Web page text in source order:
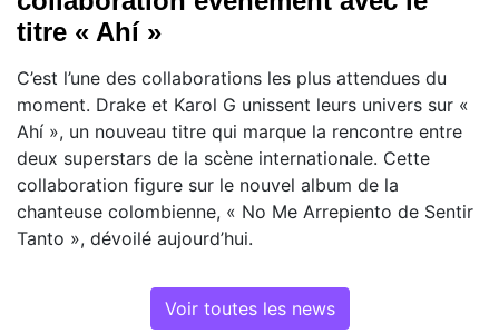
titre « Ahí »
C’est l’une des collaborations les plus attendues du
moment. Drake et Karol G unissent leurs univers sur «
Ahí », un nouveau titre qui marque la rencontre entre
deux superstars de la scène internationale. Cette
collaboration figure sur le nouvel album de la
chanteuse colombienne, « No Me Arrepiento de Sentir
Tanto », dévoilé aujourd’hui.
Voir toutes les news